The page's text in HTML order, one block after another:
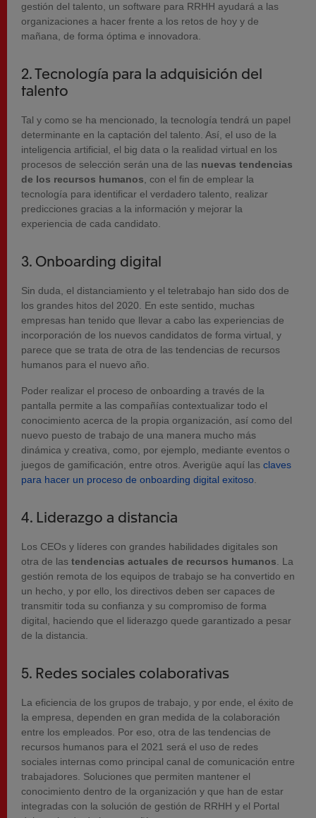
gestión del talento, un software para RRHH ayudará a las
organizaciones a hacer frente a los retos de hoy y de
mañana, de forma óptima e innovadora.
2. Tecnología para la adquisición del
talento
Tal y como se ha mencionado, la tecnología tendrá un papel
determinante en la captación del talento. Así, el uso de la
inteligencia artificial, el big data o la realidad virtual en los
procesos de selección serán una de las nuevas tendencias
de los recursos humanos , con el fin de emplear la
tecnología para identificar el verdadero talento, realizar
predicciones gracias a la información y mejorar la
experiencia de cada candidato.
3. Onboarding digital
Sin duda, el distanciamiento y el teletrabajo han sido dos de
los grandes hitos del 2020. En este sentido, muchas
empresas han tenido que llevar a cabo las experiencias de
incorporación de los nuevos candidatos de forma virtual, y
parece que se trata de otra de las tendencias de recursos
humanos para el nuevo año.
Poder realizar el proceso de onboarding a través de la
pantalla permite a las compañías contextualizar todo el
conocimiento acerca de la propia organización, así como del
nuevo puesto de trabajo de una manera mucho más
dinámica y creativa, como, por ejemplo, mediante eventos o
juegos de gamificación, entre otros. Averigüe aquí las claves
para hacer un proceso de onboarding digital exitoso
4. Liderazgo a distancia
Los CEOs y líderes con grandes habilidades digitales son
otra de las tendencias actuales de recursos humanos . La
gestión remota de los equipos de trabajo se ha convertido en
un hecho, y por ello, los directivos deben ser capaces de
transmitir toda su confianza y su compromiso de forma
digital, haciendo que el liderazgo quede garantizado a pesar
de la distancia.
5. Redes sociales colaborativas
La eficiencia de los grupos de trabajo, y por ende, el éxito de
la empresa, dependen en gran medida de la colaboración
entre los empleados. Por eso, otra de las tendencias de
recursos humanos para el 2021 será el uso de redes
sociales internas como principal canal de comunicación entre
trabajadores. Soluciones que permiten mantener el
conocimiento dentro de la organización y que han de estar
integradas con la solución de gestión de RRHH y el Portal